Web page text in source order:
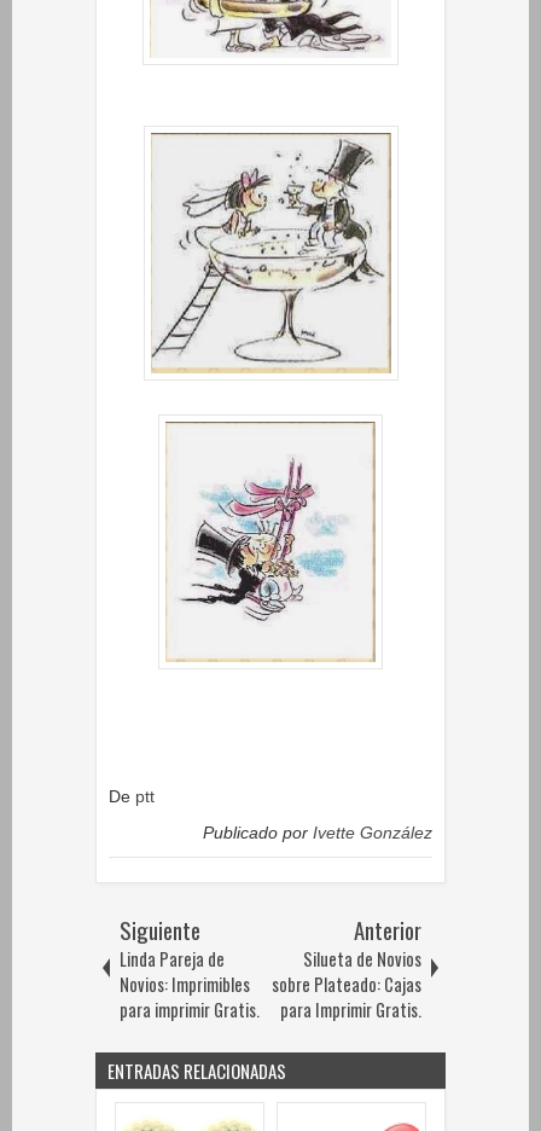
De ptt
Publicado por Ivette González
Siguiente
Linda Pareja de
Novios: Imprimibles
para imprimir Gratis.
Anterior
Silueta de Novios
sobre Plateado: Cajas
para Imprimir Gratis.
ENTRADAS RELACIONADAS